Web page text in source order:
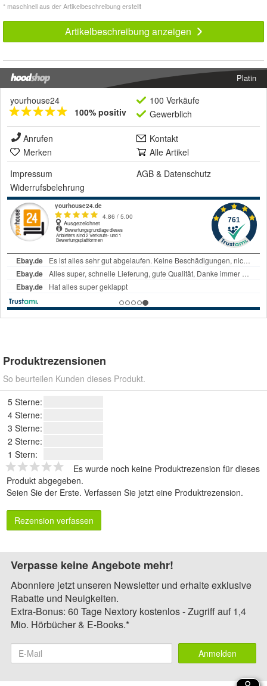
* maschinell aus der Artikelbeschreibung erstellt
Artikelbeschreibung anzeigen
Platin
yourhouse24
100% positiv
100 Verkäufe
Gewerblich
Anrufen
Kontakt
Merken
Alle Artikel
Impressum
AGB & Datenschutz
Widerrufsbelehrung
Produktrezensionen
So beurteilen Kunden dieses Produkt.
5 Sterne:
4 Sterne:
3 Sterne:
2 Sterne:
1 Stern:
Es wurde noch keine Produktrezension für dieses
Produkt abgegeben.
Seien Sie der Erste. Verfassen Sie jetzt eine Produktrezension.
Rezension verfassen
Verpasse keine Angebote mehr!
Abonniere jetzt unseren Newsletter und erhalte exklusive
Rabatte und Neuigkeiten.
Extra-Bonus: 60 Tage Nextory kostenlos - Zugriff auf 1,4
Mio. Hörbücher & E-Books.*
Anmelden